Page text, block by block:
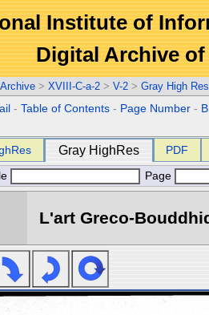
Institute of
Digital Archive
> XVIII-C-a-2 > V-2 > Gray High
-Table of Contents - Page Number -
Gray HighRes PDF
Page
L'art Greco-